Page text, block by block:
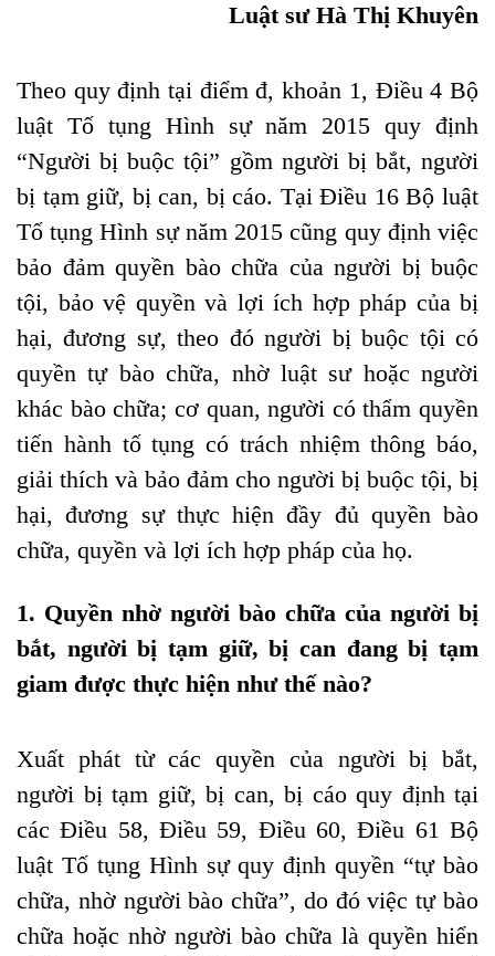
Luật sư Hà Thị Khuyên
Theo quy định tại điểm đ, khoản 1, Điều 4 Bộ
luật Tố tụng Hình sự năm 2015 quy định
“Người bị buộc tội” gồm người bị bắt, người
bị tạm giữ, bị can, bị cáo. Tại Điều 16 Bộ luật
Tố tụng Hình sự năm 2015 cũng quy định việc
bảo đảm quyền bào chữa của người bị buộc
tội, bảo vệ quyền và lợi ích hợp pháp của bị
hại, đương sự, theo đó người bị buộc tội có
quyền tự bào chữa, nhờ luật sư hoặc người
khác bào chữa; cơ quan, người có thẩm quyền
tiến hành tố tụng có trách nhiệm thông báo,
giải thích và bảo đảm cho người bị buộc tội, bị
hại, đương sự thực hiện đầy đủ quyền bào
chữa, quyền và lợi ích hợp pháp của họ.
1. Quyền nhờ người bào chữa của người bị
bắt, người bị tạm giữ, bị can đang bị tạm
giam được thực hiện như thế nào?
Xuất phát từ các quyền của người bị bắt,
người bị tạm giữ, bị can, bị cáo quy định tại
các Điều 58, Điều 59, Điều 60, Điều 61 Bộ
luật Tố tụng Hình sự quy định quyền “tự bào
chữa, nhờ người bào chữa”, do đó việc tự bào
chữa hoặc nhờ người bào chữa là quyền hiển